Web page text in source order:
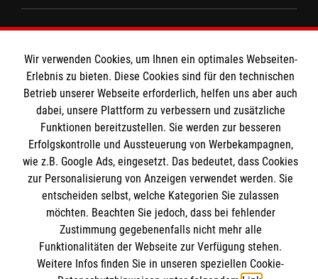
Spenden und Helfen
Angebote und Leistungen
Unsere Kurse
Mitwirken
Ansprechpartner
Standorte
Informationen
Kontakt
Impressum
Datenschutz
Barrierefreiheit
Medizinproduktesicherheit
Netiquette
Malteser online
Malteser bundesweit
Malteser im Bistum Mainz
Malteserorden
Spendenkonto
Empfänger: Malteser Hilfsdienst e.V.
Wir verwenden Cookies, um Ihnen ein optimales Webseiten-
Erlebnis zu bieten. Diese Cookies sind für den technischen
Betrieb unserer Webseite erforderlich, helfen uns aber auch
dabei, unsere Plattform zu verbessern und zusätzliche
Funktionen bereitzustellen. Sie werden zur besseren
Erfolgskontrolle und Aussteuerung von Werbekampagnen,
wie z.B. Google Ads, eingesetzt. Das bedeutet, dass Cookies
zur Personalisierung von Anzeigen verwendet werden. Sie
entscheiden selbst, welche Kategorien Sie zulassen
möchten. Beachten Sie jedoch, dass bei fehlender
Zustimmung gegebenenfalls nicht mehr alle
Funktionalitäten der Webseite zur Verfügung stehen.
Weitere Infos finden Sie in unseren speziellen Cookie-